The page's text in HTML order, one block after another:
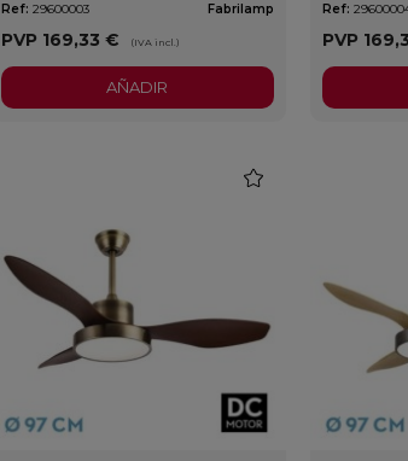
Ref: 29600003 Fabrilamp
PVP 169,33 € (IVA incl.)
AÑADIR
Ref:
PVP